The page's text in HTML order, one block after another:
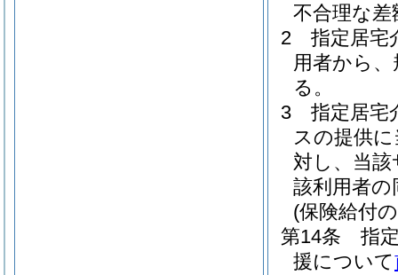
不合理な
2
指定居宅
用者から
る。
3
指定居宅
スの提供
対し、当
該利用者
(保険給付
第14条
指
援について